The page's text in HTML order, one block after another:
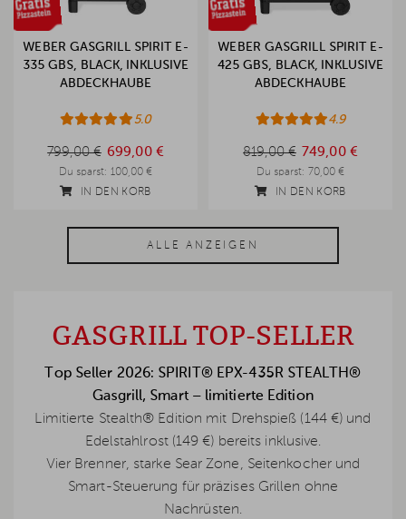
WEBER GASGRILL SPIRIT E-
335 GBS, BLACK, INKLUSIVE
ABDECKHAUBE
5.0
799,00 € 699,00 €
Du sparst: 100,00 €
IN DEN KORB
WEBER GASGRILL SPIRIT E-
425 GBS, BLACK, INKLUSIVE
ABDECKHAUBE
4.9
819,00 € 749,00 €
Du sparst: 70,00 €
IN DEN KORB
ALLE ANZEIGEN
GASGRILL TOP-SELLER
Top Seller 2026: SPIRIT® EPX-435R STEALTH®
Gasgrill, Smart – limitierte Edition
Limitierte Stealth® Edition mit Drehspieß (144 €) und
Edelstahlrost (149 €) bereits inklusive.
Vier Brenner, starke Sear Zone, Seitenkocher und
Smart-Steuerung für präzises Grillen ohne
Nachrüsten.